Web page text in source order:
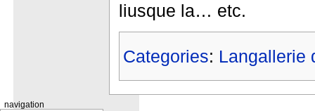
liusque la… etc.
Categories: Langallerie
navigation